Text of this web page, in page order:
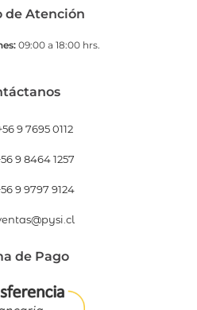
de Atención
09:00 a 18:00 hrs.
9 7695 0112
9 8464 1257
9 9797 9124
de Pago